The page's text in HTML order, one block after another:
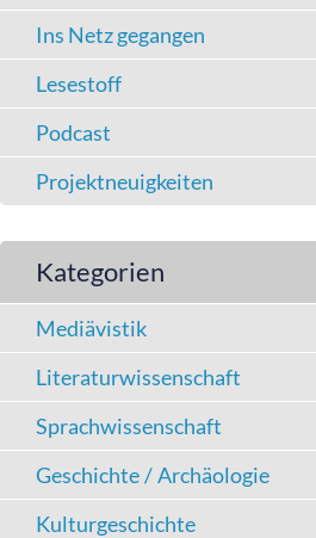
Ins Netz gegangen
Lesestoff
Podcast
Projektneuigkeiten
Kategorien
Mediävistik
Literaturwissenschaft
Sprachwissenschaft
Geschichte / Archäologie
Kulturgeschichte